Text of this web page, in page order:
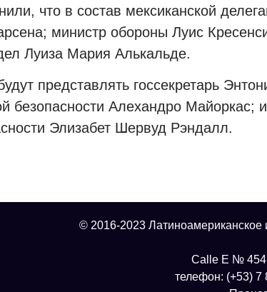
что в состав мексиканской
министр обороны Луис
Луиза Мария Алькальде.
представлять госсекретарь
безопасности Алехандро Майоркас;
Элизабет Шервуд Рэндалл.
© 2016-2023
Calle E №
телефон: (+53) 7